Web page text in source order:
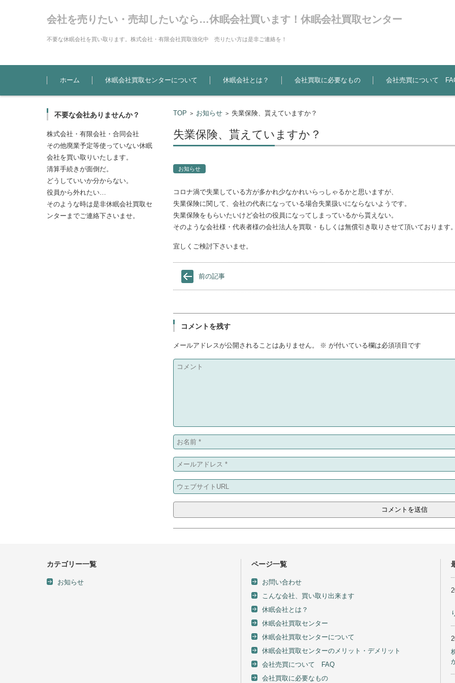
会社を売りたい・売却したいなら…休眠会社買います！休眠会社買取センター
不要な休眠会社を買い取ります。株式会社・有限会社買取強化中 売りたい方は是非ご連絡を！
コンテンツに移動
ホーム
休眠会社買取センターについて 休眠会社とは？ 会社買取に必要なもの 会社売買について
TOP > お知らせ> 失業保険、貰えていますか？
失業保険、貰えていますか？
お知らせ
コロナ渦で失業している方が多かれ少なかれいらっしゃるかと思いますが、
失業保険に関して、会社の代表になっている場合失業扱いにならないようです。
失業保険をもらいたいけど会社の役員になってしまっているから貰えない。
そのような会社様・代表者様の会社法人を買取・もしくは無償引き取りさせて頂いております
宜しくご検討下さいませ。
前の記事
コメントを残す
メールアドレスが公開されることはありません。 ※ が付いている欄は必須項目です
不要な会社ありませんか？
株式会社・有限会社・合同会社
その他廃業予定等使っていない休眠
会社を買い取りいたします。
清算手続きが面倒だ。
どうしていいか分からない。
役員から外れたい…
そのような時は是非休眠会社買取セ
ンターまでご連絡下さいませ。
カテゴリー一覧
お知らせ
ページ一覧
お問い合わせ
こんな会社、買い取り出来ます
休眠会社とは？
休眠会社買取センター
休眠会社買取センターについて
休眠会社買取センターのメリット・デメリット
会社売買について FAQ
会社買取に必要なもの